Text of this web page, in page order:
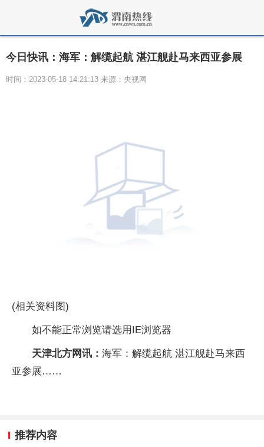
今日快讯：海军：解缆起航 湛江舰赴马来西亚参展
时间：2023-05-18 14:21:13 来源：央视网
(相关资料图)
如不能正常浏览请选用IE浏览器
天津北方网讯： 海军：解缆起航 湛江舰赴马来西
亚参展……
推荐内容